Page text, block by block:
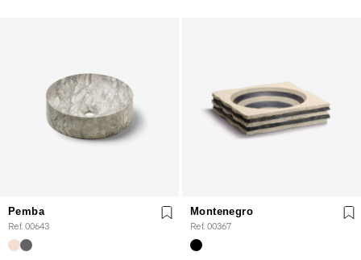
Pemba
Ref. 00643
Montenegro
Ref. 00367